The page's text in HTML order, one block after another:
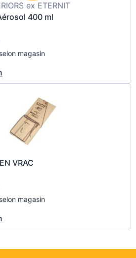
ex ETERNIT
400 ml
magasin
VRAC
magasin